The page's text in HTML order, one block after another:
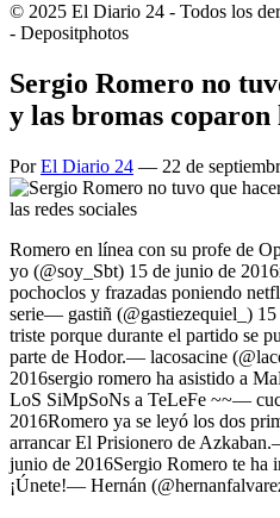
© 2025 El Diario 24 - Todos los
- Depositphotos
Sergio Romero no
y las bromas coparon
PorEl Diario 24 — 22 de
Romero en línea con su profe de
yo (@soy_Sbt) 15 de junio de
pochoclos y frazadas poniendo
serie— gastiñ (@gastiezequiel_)
triste porque durante el partido se
parte de Hodor.— lacosacine
2016sergio romero ha asistido a
LoS SiMpSoNs a TeLeFe ~~—
2016Romero ya se leyó los dos
arrancar El Prisionero de
junio de 2016Sergio Romero te ha
¡Únete!— Hernán